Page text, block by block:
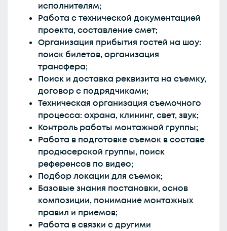
исполнителям;
Работа с технической документацией
проекта, составление смет;
Организация прибытия гостей на шоу:
поиск билетов, организация
трансфера;
Поиск и доставка реквизита на съемку,
договор с подрядчиками;
Техническая организация съемочного
процесса: охрана, клининг, свет, звук;
Контроль работы монтажной группы;
Работа в подготовке съемок в составе
продюсерской группы, поиск
референсов по видео;
Подбор локации для съемок;
Базовые знания постановки, основ
композиции, понимание монтажных
правил и приемов;
Работа в связки с другими